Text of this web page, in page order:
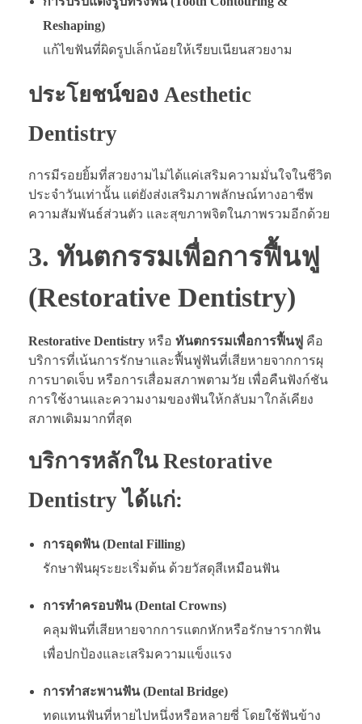
Reshaping)
แก้ไขฟันที่ผิดรูปเล็กน้อยให้เรียบเนียนสวยงาม
ประโยชน์ของ Aesthetic
Dentistry
การมีรอยยิ้มที่สวยงามไม่ได้แค่เสริมความมั่นใจในชีวิต
ประจำวันเท่านั้น แต่ยังส่งเสริมภาพลักษณ์ทางอาชีพ
ความสัมพันธ์ส่วนตัว และสุขภาพจิตในภาพรวมอีกด้วย
3. ทันตกรรมเพื่อการฟื้นฟู
(Restorative Dentistry)
Restorative Dentistry หรือ ทันตกรรมเพื่อการฟื้นฟู คือ
บริการที่เน้นการรักษาและฟื้นฟูฟันที่เสียหายจากการผุ
การบาดเจ็บ หรือการเสื่อมสภาพตามวัย เพื่อคืนฟังก์ชัน
การใช้งานและความงามของฟันให้กลับมาใกล้เคียง
สภาพเดิมมากที่สุด
บริการหลักใน Restorative
Dentistry ได้แก่:
การอุดฟัน (Dental Filling)
รักษาฟันผุระยะเริ่มต้น ด้วยวัสดุสีเหมือนฟัน
การทำครอบฟัน (Dental Crowns)
คลุมฟันที่เสียหายจากการแตกหักหรือรักษารากฟัน
เพื่อปกป้องและเสริมความแข็งแรง
การทำสะพานฟัน (Dental Bridge)
ทดแทนฟันที่หายไปหนึ่งหรือหลายซี่ โดยใช้ฟันข้าง